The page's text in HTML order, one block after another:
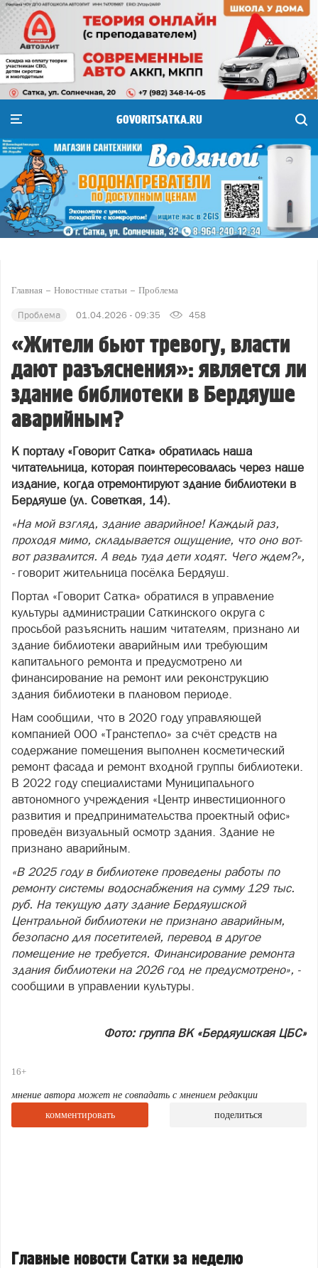
GOVORITSATKA.RU
Главная Новостные статьи Проблема
Проблема 01.04.2026 - 09:35 458
«Жители бьют тревогу, власти
дают разъяснения»: является ли
здание библиотеки в Бердяуше
аварийным?
К порталу «Говорит Сатка» обратилась наша
читательница, которая поинтересовалась через наше
издание, когда отремонтируют здание библиотеки в
Бердяуше (ул. Советкая, 14).
«На мой взгляд, здание аварийное! Каждый раз,
проходя мимо, складывается ощущение, что оно вот-
вот развалится. А ведь туда дети ходят. Чего ждем?»,
-говорит жительница посёлка Бердяуш.
Портал «Говорит Сатка» обратился в управление
культуры администрации Саткинского округа с
просьбой разъяснить нашим читателям, признано ли
здание библиотеки аварийным или требующим
капитального ремонта и предусмотрено ли
финансирование на ремонт или реконструкцию
здания библиотеки в плановом периоде.
Нам сообщили, что в 2020 году управляющей
компанией ООО «Транстепло» за счёт средств на
содержание помещения выполнен косметический
ремонт фасада и ремонт входной группы библиотеки.
В 2022 году специалистами Муниципального
автономного учреждения «Центр инвестиционного
развития и предпринимательства проектный офис»
проведён визуальный осмотр здания. Здание не
признано аварийным.
«В 2025 году в библиотеке проведены работы по
ремонту системы водоснабжения на сумму 129 тыс.
руб. На текущую дату здание Бердяушской
Центральной библиотеки не признано аварийным,
безопасно для посетителей, перевод в другое
помещение не требуется. Финансирование ремонта
здания библиотеки на 2026 год не предусмотрено», -
сообщили в управлении культуры.
Фото: группа ВК «Бердяушская ЦБС»
16+
мнение автора может не совпадать с мнением редакции
комментировать
поделиться
Главные новости Сатки за неделю